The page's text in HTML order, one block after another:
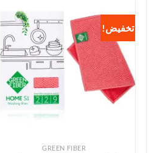
تخفيض!
GREEN FIBER